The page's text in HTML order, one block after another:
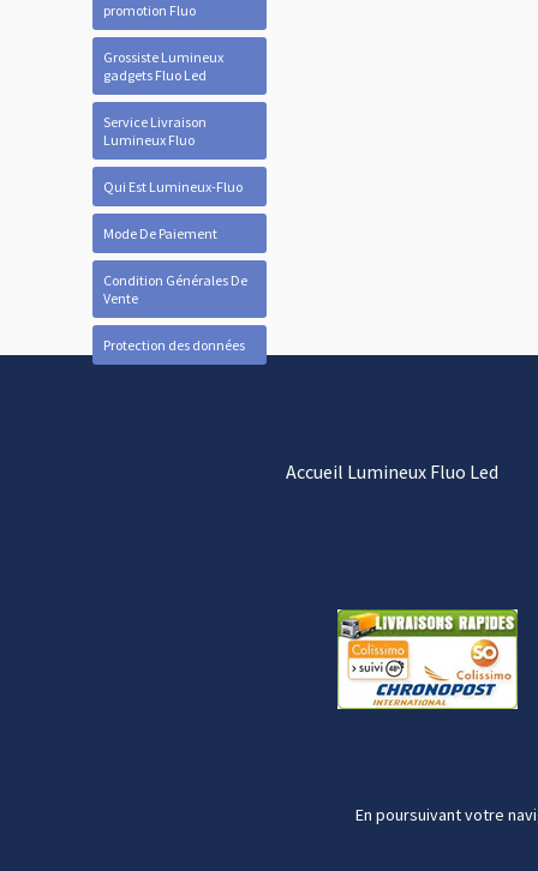
promotion Fluo
Grossiste Lumineux
gadgets Fluo Led
Service Livraison
Lumineux Fluo
Qui Est Lumineux-Fluo
Mode De Paiement
Condition Générales De
Vente
Protection des données
Accueil Lumineux Fluo Led
En poursuivant votre